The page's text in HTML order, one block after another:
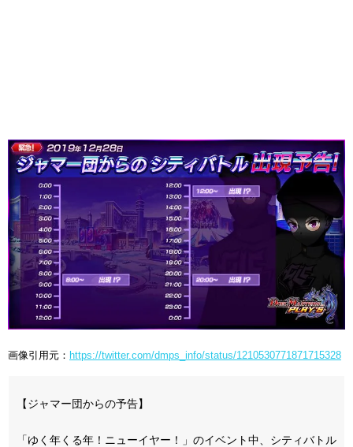
画像引用元： https://twitter.com/dmps_info/status/1210530771871715328
【ジャマー団からの予告】
「ゆく年くる年！ニューイヤー！」のイベント中、シティバトル